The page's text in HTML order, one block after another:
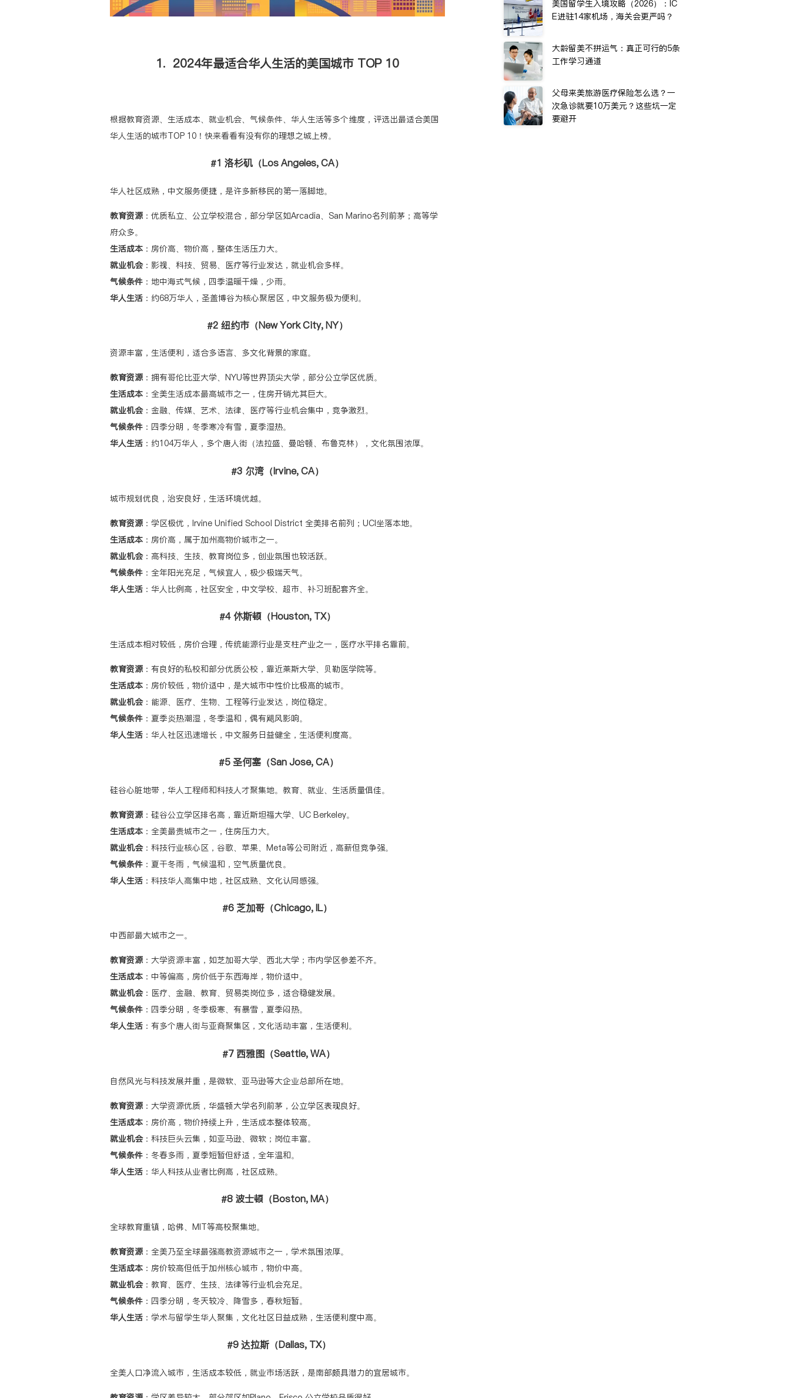
1. 2024年最适合华人生活的美国城市 TOP 10
根据教育资源、生活成本、就业机会、气候条件、华人生活等多个维度，评选出最适合美国
华人生活的城市TOP 10！快来看看有没有你的理想之城上榜。
#1 洛杉矶（Los Angeles, CA）
华人社区成熟，中文服务便捷，是许多新移民的第一落脚地。
教育资源 ：优质私立、公立学校混合，部分学区如Arcadia、San Marino名列前茅；高等学
府众多。
生活成本 ：房价高、物价高，整体生活压力大。
就业机会：影视、科技、贸易、医疗等行业发达，就业机会多样。
气候条件 ：地中海式气候，四季温暖干燥，少雨。
华人生活 ：约68万华人，圣盖博谷为核心聚居区，中文服务极为便利。
#2 纽约市（New York City, NY）
资源丰富，生活便利，适合多语言、多文化背景的家庭。
教育资源 ：拥有哥伦比亚大学、NYU等世界顶尖大学，部分公立学区优质。
生活成本 ：全美生活成本最高城市之一，住房开销尤其巨大。
就业机会：金融、传媒、艺术、法律、医疗等行业机会集中，竞争激烈。
气候条件 ：四季分明，冬季寒冷有雪，夏季湿热。
华人生活 ：约104万华人，多个唐人街（法拉盛、曼哈顿、布鲁克林），文化氛围浓厚。
#3 尔湾（Irvine, CA）
城市规划优良，治安良好，生活环境优越。
教育资源 ：学区极优，Irvine Unified School District 全美排名前列；UCI坐落本地。
生活成本 ：房价高，属于加州高物价城市之一。
就业机会：高科技、生技、教育岗位多，创业氛围也较活跃。
气候条件 ：全年阳光充足，气候宜人，极少极端天气。
华人生活 ：华人比例高，社区安全，中文学校、超市、补习班配套齐全。
#4 休斯顿（Houston, TX）
生活成本相对较低，房价合理，传统能源行业是支柱产业之一，医疗水平排名靠前。
教育资源 ：有良好的私校和部分优质公校，靠近莱斯大学、贝勒医学院等。
生活成本 ：房价较低，物价适中，是大城市中性价比极高的城市。
就业机会：能源、医疗、生物、工程等行业发达，岗位稳定。
气候条件 ：夏季炎热潮湿，冬季温和，偶有飓风影响。
华人生活 ：华人社区迅速增长，中文服务日益健全，生活便利度高。
#5 圣何塞（San Jose, CA）
硅谷心脏地带，华人工程师和科技人才聚集地。教育、就业、生活质量俱佳。
教育资源 ：硅谷公立学区排名高，靠近斯坦福大学、UC Berkeley。
生活成本 ：全美最贵城市之一，住房压力大。
就业机会：科技行业核心区，谷歌、苹果、Meta等公司附近，高薪但竞争强。
气候条件 ：夏干冬雨，气候温和，空气质量优良。
华人生活 ：科技华人高集中地，社区成熟、文化认同感强。
#6 芝加哥（Chicago, IL）
中西部最大城市之一。
教育资源 ：大学资源丰富，如芝加哥大学、西北大学；市内学区参差不齐。
生活成本 ：中等偏高，房价低于东西海岸，物价适中。
就业机会：医疗、金融、教育、贸易类岗位多，适合稳健发展。
气候条件 ：四季分明，冬季极寒、有暴雪，夏季闷热。
华人生活 ：有多个唐人街与亚裔聚集区，文化活动丰富，生活便利。
#7 西雅图（Seattle, WA）
自然风光与科技发展并重，是微软、亚马逊等大企业总部所在地。
教育资源 ：大学资源优质，华盛顿大学名列前茅，公立学区表现良好。
生活成本 ：房价高，物价持续上升，生活成本整体较高。
就业机会：科技巨头云集，如亚马逊、微软；岗位丰富。
气候条件 ：冬春多雨，夏季短暂但舒适，全年温和。
华人生活 ：华人科技从业者比例高，社区成熟。
#8 波士顿（Boston, MA）
全球教育重镇，哈佛、MIT等高校聚集地。
教育资源 ：全美乃至全球最强高教资源城市之一，学术氛围浓厚。
生活成本 ：房价较高但低于加州核心城市，物价中高。
就业机会：教育、医疗、生技、法律等行业机会充足。
气候条件 ：四季分明，冬天较冷、降雪多，春秋短暂。
华人生活 ：学术与留学生华人聚集，文化社区日益成熟，生活便利度中高。
#9 达拉斯（Dallas, TX）
全美人口净流入城市，生活成本较低，就业市场活跃，是南部颇具潜力的宜居城市。
美国留学生入境攻略（2026）：IC
E进驻14家机场，海关会更严吗？
大龄留美不拼运气：真正可行的5条
工作学习通道
父母来美旅游医疗保险怎么选？一
次急诊就要10万美元？这些坑一定
要避开